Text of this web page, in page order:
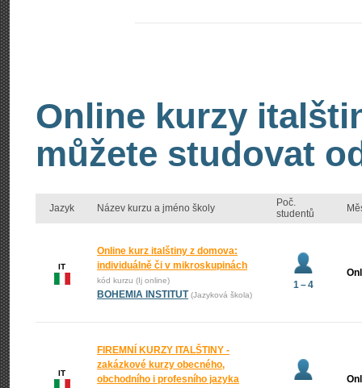
Online kurzy
můžete studovat
Jazyk Název kurzu a jméno školy
Poč.
studentů
IT
Online kurz italštiny z domova:
individuálně či v mikroskupinách
kód kurzu (Ij online)
BOHEMIA INSTITUT (Jazyková škola)
1 – 4
IT
FIREMNÍ KURZY ITALŠTINY -
zakázkové kurzy obecného,
obchodního i profesního jazyka